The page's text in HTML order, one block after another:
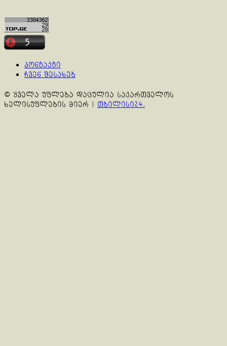
კონტაქტი
ჩვენ შესახებ
© ყველა უფლება დაცულია საქართველოს
ხელისუფლების მიერ | თბილისი24.